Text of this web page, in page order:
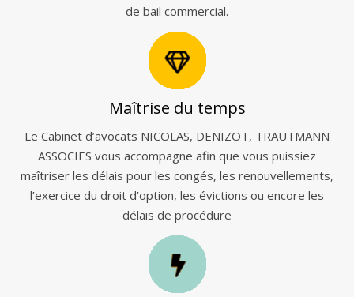
de bail commercial.
Maîtrise du temps
Le Cabinet d’avocats NICOLAS, DENIZOT, TRAUTMANN
ASSOCIES vous accompagne afin que vous puissiez
maîtriser les délais pour les congés, les renouvellements,
l’exercice du droit d’option, les évictions ou encore les
délais de procédure